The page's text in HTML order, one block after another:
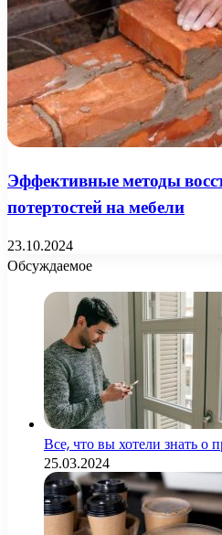
Эффективные методы
потертостей на мебели
23.10.2024
Обсуждаемое
Все, что вы хотели знать
25.03.2024